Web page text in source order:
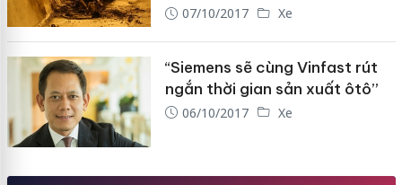
07/10/2017 Xe
“Siemens sẽ cùng Vinfast rút
ngắn thời gian sản xuất ôtô”
06/10/2017 Xe